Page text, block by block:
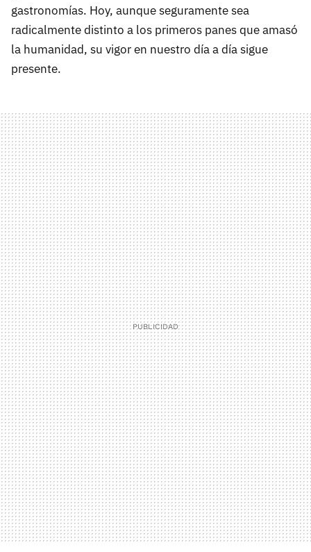
gastronomías. Hoy, aunque seguramente sea
radicalmente distinto a los primeros panes que amasó
la humanidad, su vigor en nuestro día a día sigue
presente.